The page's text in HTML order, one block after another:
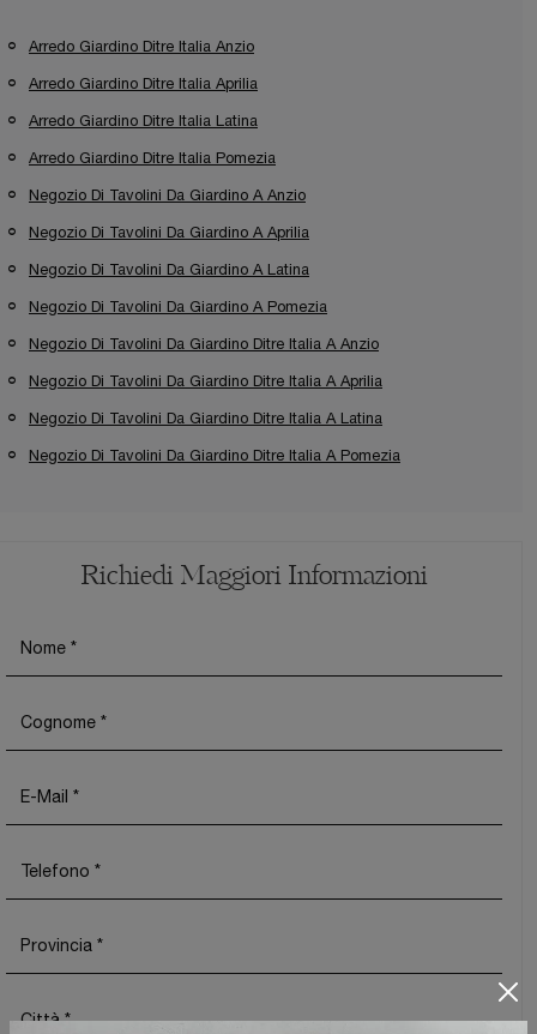
Arredo Giardino Ditre Italia Anzio
Arredo Giardino Ditre Italia Aprilia
Arredo Giardino Ditre Italia Latina
Arredo Giardino Ditre Italia Pomezia
Negozio Di Tavolini Da Giardino A Anzio
Negozio Di Tavolini Da Giardino A Aprilia
Negozio Di Tavolini Da Giardino A Latina
Negozio Di Tavolini Da Giardino A Pomezia
Negozio Di Tavolini Da Giardino Ditre Italia A Anzio
Negozio Di Tavolini Da Giardino Ditre Italia A Aprilia
Negozio Di Tavolini Da Giardino Ditre Italia A Latina
Negozio Di Tavolini Da Giardino Ditre Italia A Pomezia
Richiedi Maggiori Informazioni